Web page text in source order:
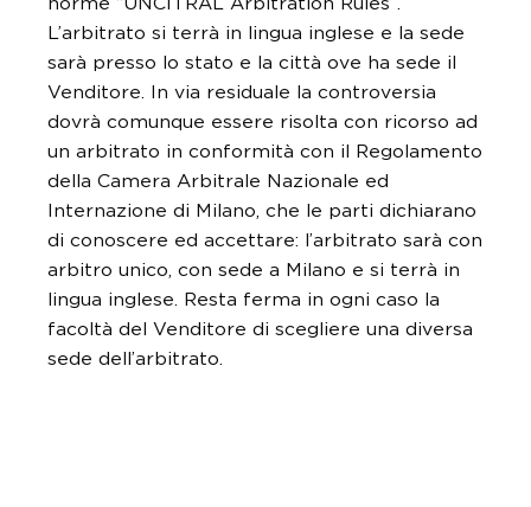
L’arbitrato si terrà in lingua inglese e la sede
sarà presso lo stato e la città ove ha sede il
Venditore. In via residuale la controversia
dovrà comunque essere risolta con ricorso ad
un arbitrato in conformità con il Regolamento
della Camera Arbitrale Nazionale ed
Internazione di Milano, che le parti dichiarano
di conoscere ed accettare: l’arbitrato sarà con
arbitro unico, con sede a Milano e si terrà in
lingua inglese. Resta ferma in ogni caso la
facoltà del Venditore di scegliere una diversa
sede dell’arbitrato.